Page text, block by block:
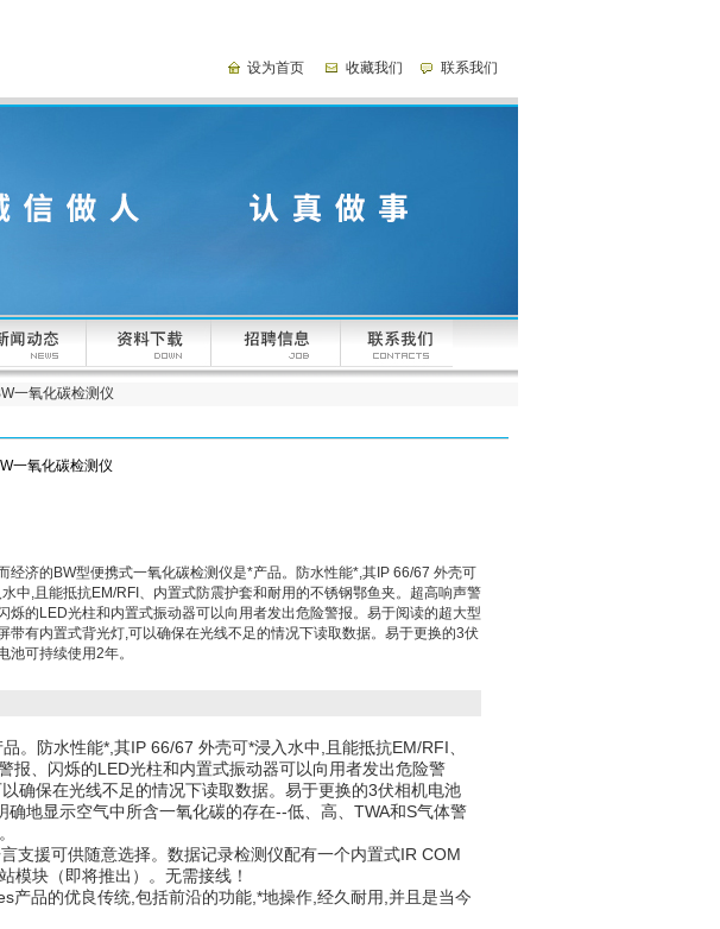
设为首页 收藏我们 联系我们
一氧化碳检测仪
一氧化碳检测仪
经济的BW型便携式一氧化碳检测仪是*产品。防水性能*,其IP 66/67 外壳可
中,且能抵抗EM/RFI、内置式防震护套和耐用的不锈钢鄂鱼夹。超高响声警
烁的LED光柱和内置式振动器可以向用者发出危险警报。易于阅读的超大型
带有内置式背光灯,可以确保在光线不足的情况下读取数据。易于更换的3伏
池可持续使用2年。
。防水性能*,其IP 66/67 外壳可*浸入水中,且能抵抗EM/RFI、
报、闪烁的LED光柱和内置式振动器可以向用者发出危险警
确保在光线不足的情况下读取数据。易于更换的3伏相机电池
确地显示空气中所含一氧化碳的存在--低、高、TWA和S气体警
支援可供随意选择。数据记录检测仪配有一个内置式IR COM
模块（即将推出）。无需接线！
产品的优良传统,包括前沿的功能,*地操作,经久耐用,并且是当今